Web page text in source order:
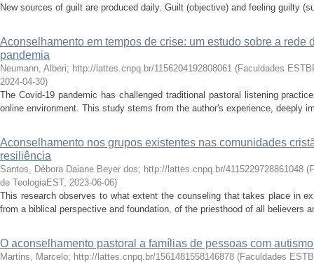
New sources of guilt are produced daily. Guilt (objective) and feeling guilty
Aconselhamento em tempos de crise: um estudo sobre a rede
pandemia
Neumann, Alberi; http://lattes.cnpq.br/1156204192808061 (Faculdades
2024-04-30)
The Covid-19 pandemic has challenged traditional pastoral listening
online environment. This study stems from the author's experience, deeply
Aconselhamento nos grupos existentes nas comunidades
resiliência
Santos, Débora Daiane Beyer dos; http://lattes.cnpq.br/4115229728861048 (
de TeologiaEST, 2023-06-06)
This research observes to what extent the counseling that takes place in
from a biblical perspective and foundation, of the priesthood of all believers
O aconselhamento pastoral a famílias de pessoas com
Martins, Marcelo; http://lattes.cnpq.br/1561481558146878 (Faculdades